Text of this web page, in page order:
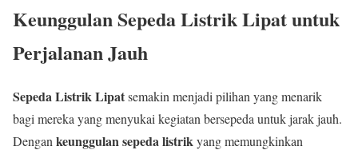
Keunggulan Sepeda Listrik Lipat untuk
Perjalanan Jauh
Sepeda Listrik Lipatsemakin menjadi pilihan yang menarik
bagi mereka yang menyukai kegiatan bersepeda untuk jarak jauh.
Dengan keunggulan sepeda listrikyang memungkinkan